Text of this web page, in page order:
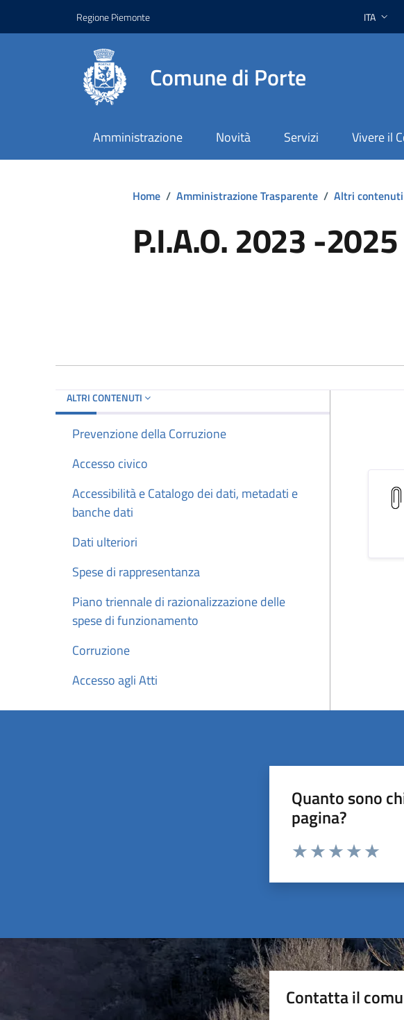
Regione Piemonte Lingua
ITA
Comune di Porte
Amministrazione Novità Servizi Vivere il
Home / Amministrazione Trasparente / Altri contenuti
P.I.A.O. 2023 -2025
ALTRI CONTENUTI
Prevenzione della Corruzione
Accesso civico
Accessibilità e Catalogo dei dati, metadati e
banche dati
Dati ulteriori
Spese di rappresentanza
Piano triennale di razionalizzazione delle
spese di funzionamento
Corruzione
Accesso agli Atti
Quanto sono
pagina?
Valuta da 1 a 5 stelle la
Contatta il